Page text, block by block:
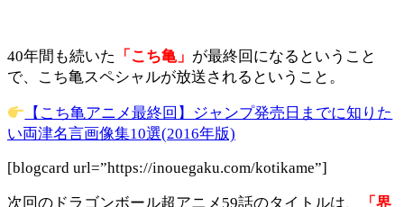
40年間も続いた 「こち亀」 が最終回になるということ
で、こち亀スペシャルが放送されるということ。
【こち亀アニメ最終回】ジャンプ発売日までに知りた
い両津名言画像集10選(2016年版)
[blogcard url=”https://inouegaku.com/kotikame”]
次回のドラゴンボール超アニメ59話のタイトルは、
「界